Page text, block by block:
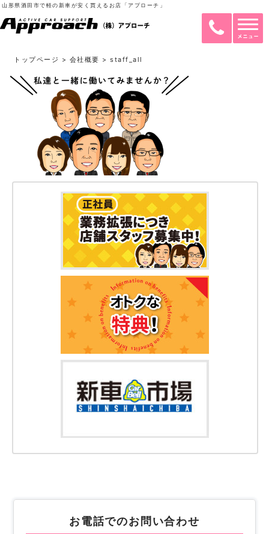
山形県酒田市で軽の新車が安く買えるお店「アプローチ」
トップページ > 会社概要 >staff_all
お電話でのお問い合わせ